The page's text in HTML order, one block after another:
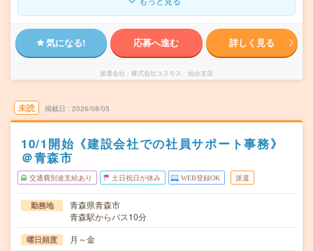
気になる! 応募へ進む 詳しく見る
派遣会社 株式会社コスモス 仙台支店
未読 掲載日 2026/08/05
10/1開始《建設会社での社員サポート事務》
＠青森市
交通費別途支給あり 土日祝日が休み WEB登録OK 派遣
勤務地
青森県青森市
青森駅からバス10分
曜日頻度 月～金